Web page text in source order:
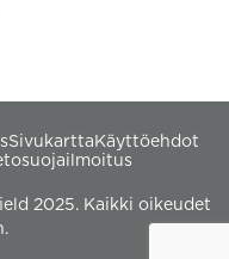
Sivukartta Käyttöehdot
2025. Kaikki oikeudet